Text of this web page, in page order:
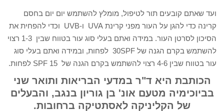
ועד שאתם קובעים תור לטיפול, מומלץ להשתמש יום יום בחסם
קרינה כדי להגן על העור מפני קרינת UVA ו-UVB וכדי להפחית את
הסיכון לסרטן העור. במידה ואתם בעלי סוג עור בטווח שבין 1-3 רצוי
להשתמש בקרם הגנה של 30SPF לפחות, ובמידה ואתם בעלי סוג
עור בטווח שבין 4-6 רצוי להשתמש בקרם הגנה של 15 SPF לפחות.
הכותבת היא ד"ר במדעי הבריאות ותואר שני
בביוכימיה מטעם אונ' בן גוריון בנגב, והבעלים
של הקליניקה לאסתטיקה ברחובות.